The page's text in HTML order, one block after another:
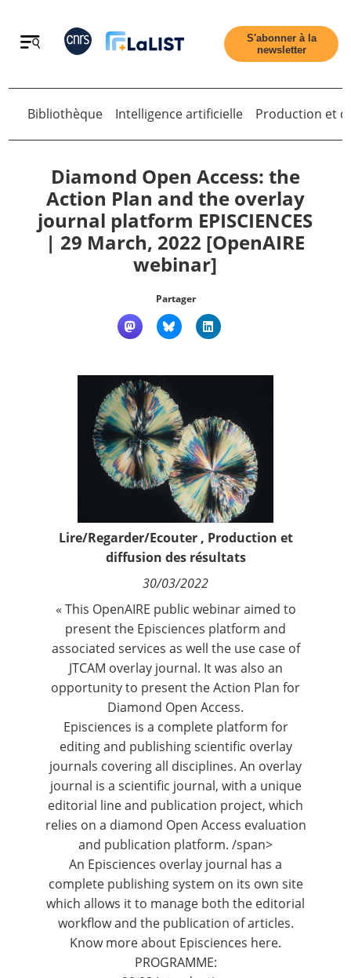
Retour
Accueil
Qui sommes nous ?
S'abonner à la
newsletter
Retour
Bibliothèque Intelligence artificielle Production et
Diamond Open Access: the
Action Plan and the overlay
journal platform EPISCIENCES
| 29 March, 2022 [OpenAIRE
webinar]
Partager
Lire/Regarder/Ecouter, Production et
diffusion des résultats
30/03/2022
« This OpenAIRE public webinar aimed to
present the Episciences platform and
associated services as well the use case of
JTCAM overlay journal. It was also an
opportunity to present the Action Plan for
Diamond Open Access.
Episciences is a complete platform for
editing and publishing scientific overlay
journals covering all disciplines. An overlay
journal is a scientific journal, with a unique
editorial line and publication project, which
relies on a diamond Open Access evaluation
and publication platform. /span>
An Episciences overlay journal has a
complete publishing system on its own site
which allows it to manage both the editorial
workflow and the publication of articles.
Know more about Episciences here.
PROGRAMME: